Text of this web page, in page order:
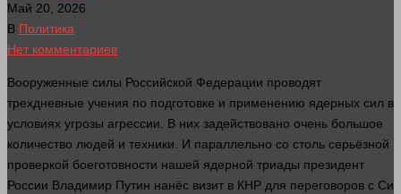
Май 20, 2026
В Политика
Нет комментариев
Вооруженные силы Российской Федерации проводят
трехдневные учения по подготовке и применению ядерных сил в
условиях угрозы агрессии. В них задействовано очень большое
количество людей и техники . И параллельно со столь серьёзной
проверкой боеготовности нашей ядерной триады президент
России Владимир Путин нанёс визит в КНР для переговоров с Си